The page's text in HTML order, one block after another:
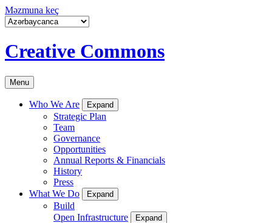
Məzmuna keç
Creative Commons
Menu
Who We Are Expand
Strategic Plan
Team
Governance
Opportunities
Annual Reports & Financials
History
Press
What We Do
Expand
Build
Open Infrastructure
Expand